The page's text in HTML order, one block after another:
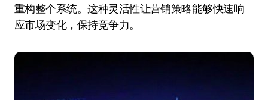
重构整个系统。这种灵活性让营销策略能够快速响
应市场变化，保持竞争力。